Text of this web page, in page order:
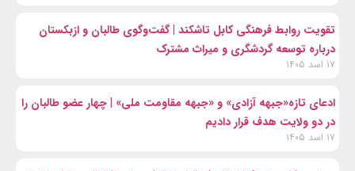
تقویت روابط فرهنگی کابل تاشکند | گفت‌وگوی طالبان و ازبکستان
درباره توسعه گردشگری و میراث مشترک
۱۷ اسد ۱۴۰۵
ادعای تازه«جبهه آزادی» و «جبهه مقاومت ملی» | چهار عضو طالبان را
در دو ولایت هدف قرار دادیم
۱۷ اسد ۱۴۰۵